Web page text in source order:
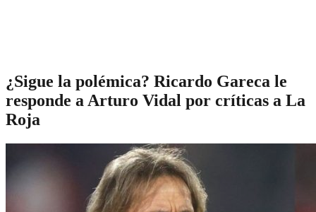
¿Sigue la polémica? Ricardo Gareca le
responde a Arturo Vidal por críticas a La
Roja